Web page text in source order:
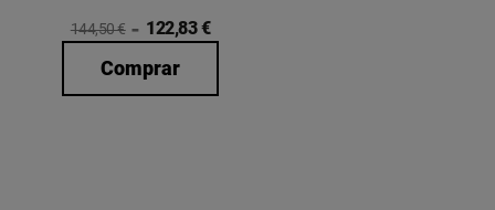
144,50 € 122,83 €
Comprar